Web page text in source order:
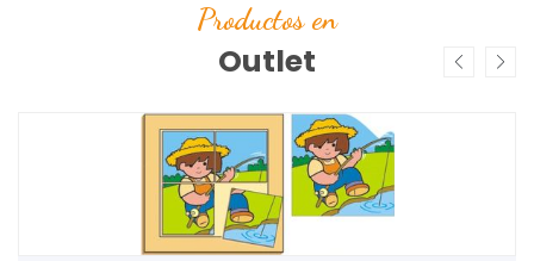
Productos en
Outlet